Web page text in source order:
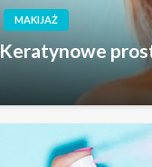
MAKIJAŻ
Keratynowe